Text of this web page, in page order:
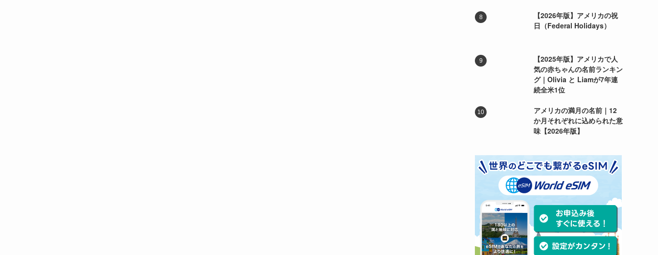
【2026年版】アメリカの祝
日（Federal Holidays）
【2025年版】アメリカで人
気の赤ちゃんの名前ランキン
グ｜Olivia と Liamが7年連
続全米1位
アメリカの満月の名前｜12
か月それぞれに込められた意
味【2026年版】